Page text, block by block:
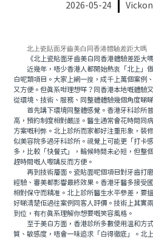
2026-05-24
北上瓷貼面牙齒美白同香港體驗差距大嗎
《北上瓷貼面牙齒美白同香港體驗差距大嗎
近幾年，唔少香港人都開始熱衷「北上」
白呢類項目。大家上網一搜，成千上萬個案例
又方便。但真系咁理想咩？同香港本地嘅體驗
從環境、技術、服務、同整體體驗幾個角度睇
首先講下環境同整體感覺。香港牙科診所
高，預約制度相對嚴謹。醫生通常會花時間同
方案嘅利弊。北上診所而家都好注重形象，裝
似美容院多過牙科診所。視覺上可能更「打卡
多，比較「快餐式」，輪候時間未必短，但整
趕時間嘅人嚟講反而方便。
再到技術層面。瓷貼面呢個項目對牙齒打磨
經驗、審美都影響最終效果。香港牙醫多接受
相對保守而精准。北上診所醫生水平參差，要
好睇清楚佢過往案例同客人評價。技術上其實
到位，有冇真系理解你想要嘅笑容風格。
至于美白方面，香港診所多數使用溫和方
質、敏感度，唔會一味追求「白得徹底」。北